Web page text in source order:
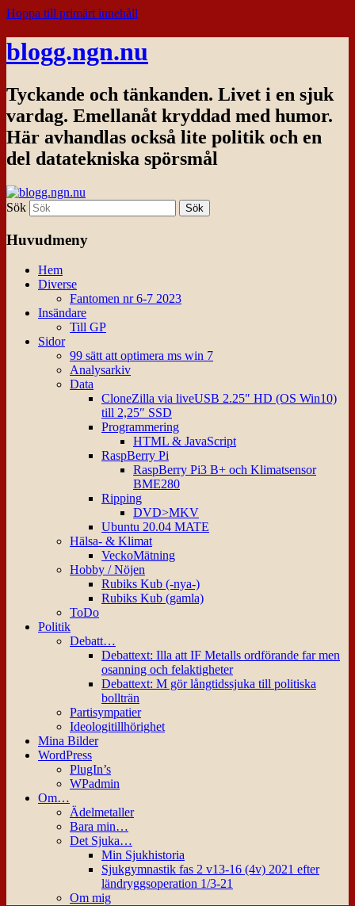
Hoppa till primärt innehåll
blogg.ngn.nu
Tyckande och tänkanden. Livet i en sjuk
vardag. Emellanåt kryddad med humor.
Här avhandlas också lite politik och en
del datatekniska spörsmål
Sök
Huvudmeny
Hem
Diverse
Fantomen nr 6-7 2023
Insändare
Till GP
Sidor
99 sätt att optimera ms win 7
Analysarkiv
Data
CloneZilla via liveUSB 2.25″ HD (OS Win10)
till 2,25″ SSD
Programmering
HTML & JavaScript
RaspBerry Pi
RaspBerry Pi3 B+ och Klimatsensor
BME280
Ripping
DVD>MKV
Ubuntu 20.04 MATE
Hälsa- & Klimat
VeckoMätning
Hobby / Nöjen
Rubiks Kub (-nya-)
Rubiks Kub (gamla)
ToDo
Politik
Debatt…
Debattext: Illa att IF Metalls ordförande far men
osanning och felaktigheter
Debattext: M gör långtidssjuka till politiska
bollträn
Partisympatier
Ideologitillhörighet
Mina Bilder
WordPress
PlugIn’s
WPadmin
Om…
Ädelmetaller
Bara min…
Det Sjuka…
Min Sjukhistoria
Sjukgymnastik fas 2 v13-16 (4v) 2021 efter
ländryggsoperation 1/3-21
Om mig